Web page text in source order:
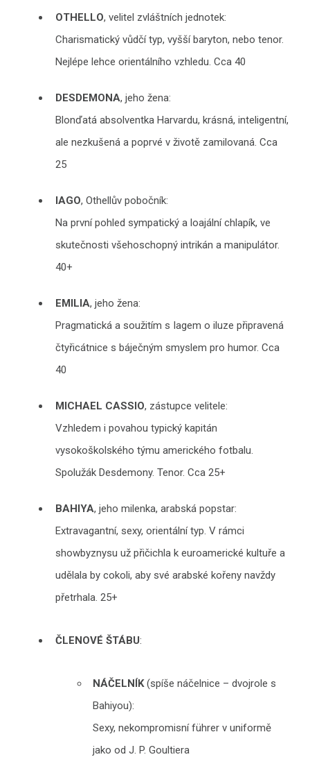
OTHELLO, velitel zvláštních jednotek:
Charismatický vůdčí typ, vyšší baryton, nebo tenor.
Nejlépe lehce orientálního vzhledu. Cca 40
DESDEMONA, jeho žena:
Blonďatá absolventka Harvardu, krásná, inteligentní,
ale nezkušená a poprvé v životě zamilovaná. Cca
25
IAGO, Othellův pobočník:
Na první pohled sympatický a loajální chlapík, ve
skutečnosti všehoschopný intrikán a manipulátor.
40+
EMILIA, jeho žena:
Pragmatická a soužitím s Iagem o iluze připravená
čtyřicátnice s báječným smyslem pro humor. Cca
40
MICHAEL CASSIO, zástupce velitele:
Vzhledem i povahou typický kapitán
vysokoškolského týmu amerického fotbalu.
Spolužák Desdemony. Tenor. Cca 25+
BAHIYA, jeho milenka, arabská popstar:
Extravagantní, sexy, orientální typ. V rámci
showbyznysu už přičichla k euroamerické kultuře a
udělala by cokoli, aby své arabské kořeny navždy
přetrhala. 25+
ČLENOVÉ ŠTÁBU:
NÁČELNÍK(spíše náčelnice – dvojrole s
Bahiyou):
Sexy, nekompromisní führer v uniformě
jako od J. P. Goultiera